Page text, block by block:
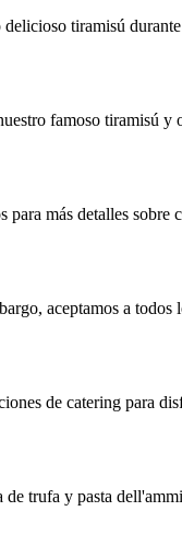
tiramisú
famoso tiramisú y
más detalles sobre
aceptamos a
de catering para
trufa y pasta